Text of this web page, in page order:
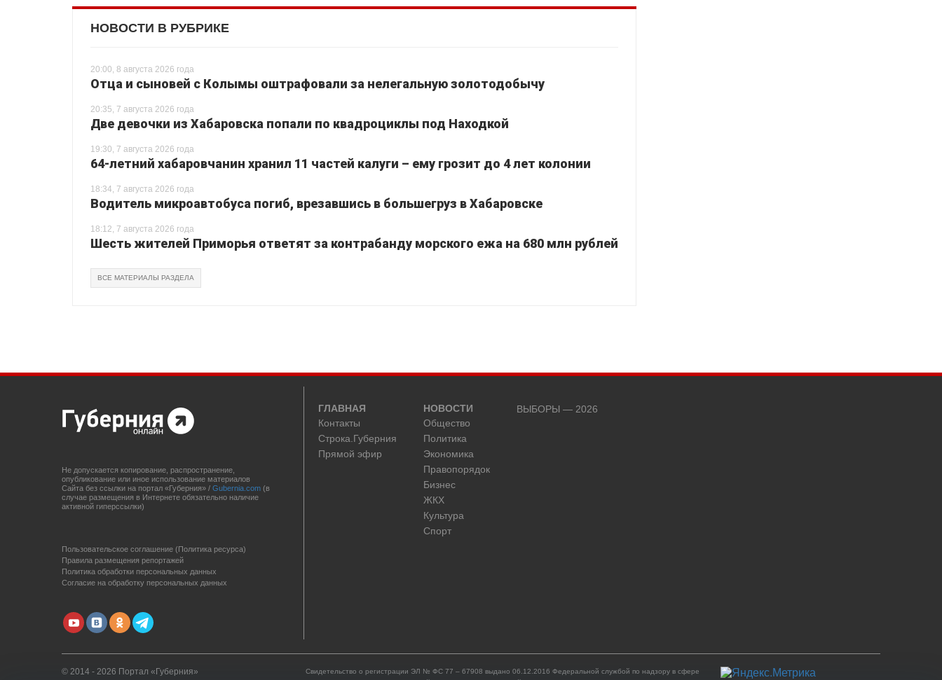
НОВОСТИ В РУБРИКЕ
20:00, 8 августа 2026 года
Отца и сыновей с Колымы оштрафовали за нелегальную золотодобычу
20:35, 7 августа 2026 года
Две девочки из Хабаровска попали по квадроциклы под Находкой
19:30, 7 августа 2026 года
64-летний хабаровчанин хранил 11 частей калуги – ему грозит до 4 лет колонии
18:34, 7 августа 2026 года
Водитель микроавтобуса погиб, врезавшись в большегруз в Хабаровске
18:12, 7 августа 2026 года
Шесть жителей Приморья ответят за контрабанду морского ежа на 680 млн рублей
ВСЕ МАТЕРИАЛЫ РАЗДЕЛА
Не допускается копирование, распространение,
опубликование или иное использование материалов
Сайта без ссылки на портал «Губерния» / Gubernia.com (в
случае размещения в Интернете обязательно наличие
активной гиперссылки)
Пользовательское соглашение (Политика ресурса)
Правила размещения репортажей
Политика обработки персональных данных
Согласие на обработку персональных данных
ГЛАВНАЯ
Контакты
Строка.Губерния
Прямой эфир
НОВОСТИ
Общество
Политика
Экономика
Правопорядок
Бизнес
ЖКХ
Культура
Спорт
ВЫБОРЫ — 2026
© 2014 - 2026 Портал «Губерния»
Свидетельство о регистрации ЭЛ № ФС 77 – 67908 выдано 06.12.2016 Федеральной службой по надзору в сфере